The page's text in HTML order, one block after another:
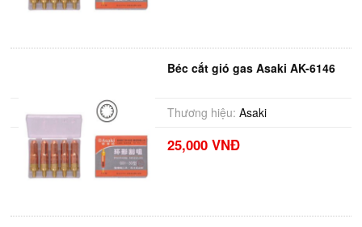
Béc cắt gió gas Asaki AK-6146
Thương hiệu: Asaki
25,000 VNĐ